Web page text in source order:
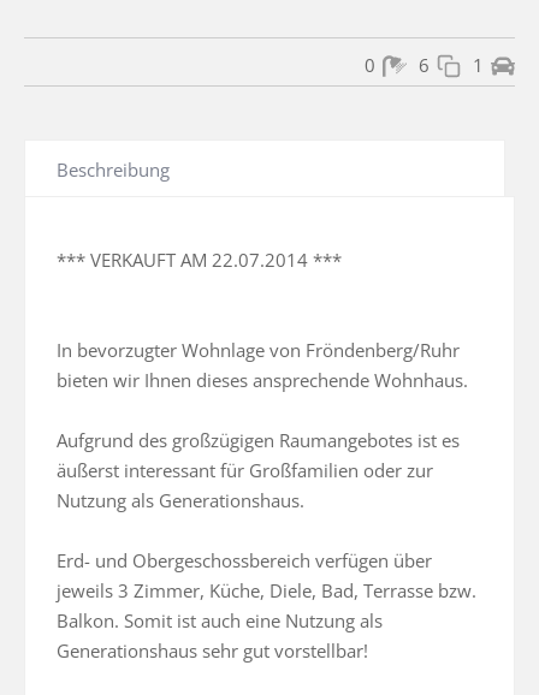
1
6
0
Beschreibung
*** VERKAUFT AM 22.07.2014 ***
In bevorzugter Wohnlage von Fröndenberg/Ruhr
bieten wir Ihnen dieses ansprechende Wohnhaus.
Aufgrund des großzügigen Raumangebotes ist es
äußerst interessant für Großfamilien oder zur
Nutzung als Generationshaus.
Erd- und Obergeschossbereich verfügen über
jeweils 3 Zimmer, Küche, Diele, Bad, Terrasse bzw.
Balkon. Somit ist auch eine Nutzung als
Generationshaus sehr gut vorstellbar!